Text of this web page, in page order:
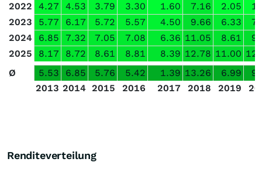
2022
4.27 4.53 3.79 3.30 1.60 7.16 2.05
2023
5.77 6.17 5.72 5.57 4.50 9.66 6.33
2024
6.85 7.32 7.05 7.08 6.36 11.05 8.61
2025
8.17 8.72 8.61 8.81 8.39 12.78 11.00
Ø
5.53 6.85 5.76 5.42 1.39 13.26 6.99
2013 2014 2015 2016 2017 2018 2019
Renditeverteilung